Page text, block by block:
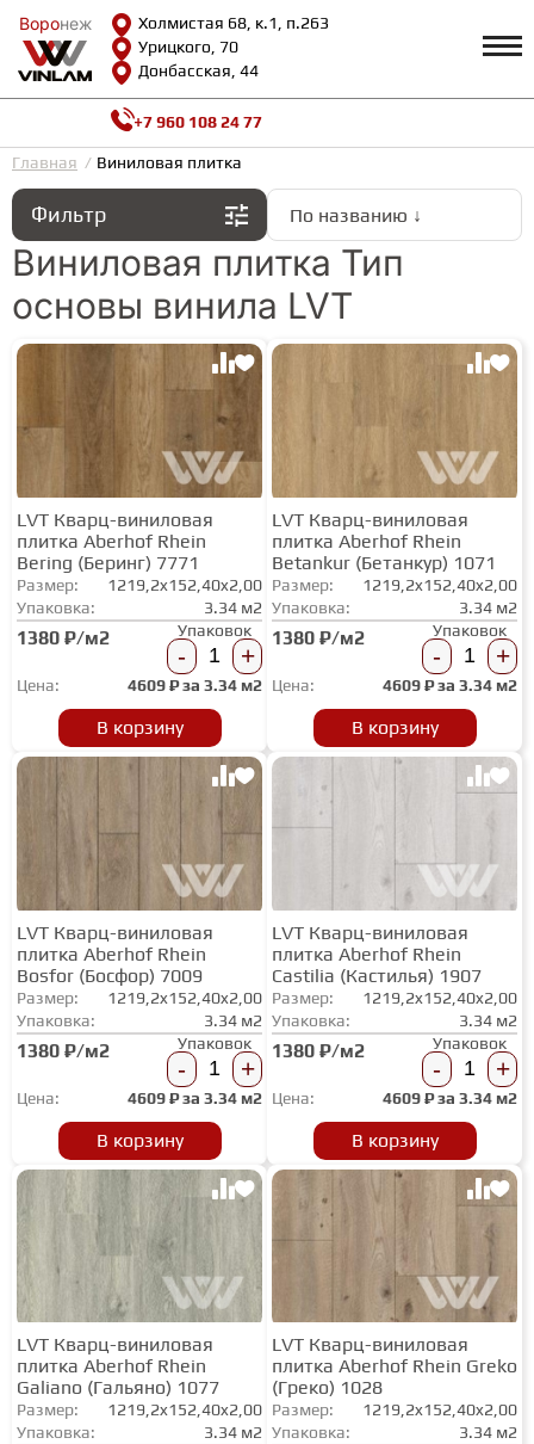
Воронеж
Холмистая 68, к.1, п.263
Урицкого, 70
Донбасская, 44
Воронеж
КАТАЛОГ Профиль
Доставка и оплата
Возврат и гарантии
Сотрудничество
Вопросы и ответы
Видеообзоры
Полезная информация
Как выбрать
Калькулятор
Контакты
ВИНИЛОВАЯ ПЛИТКА
ЛАМИНАТ
ИНЖЕНЕРНАЯ ДОСКА
ПАРКЕТНАЯ ДОСКА
ТЕРРАСНАЯ ДОСКА
КОВРОВАЯ ПЛИТКА
МОДУЛЬНЫЕ ПВХ
ПОДЛОЖКА
ПЛИНТУС
КЛЕЙ
НАЛИВНОЙ ПОЛ
ТЕПЛЫЙ ПОЛ
ТЕРМОПАРКЕТ
ЭКОМАССИВ
МАССИВНАЯ ДОСКА
+7 960 108 24 77
Главная Виниловая плитка
Фильтр По названию ↓
Виниловая плитка Тип
основы винила LVT
LVT Кварц-виниловая
плитка Aberhof Rhein
Bering (Беринг) 7771
Размер:
1219,2x152,40x2,00
Упаковка:
3.34 м2
1380 ₽/м2 Упаковок
- +
Цена: 4609₽ за 3.34 м2
В корзину
LVT Кварц-виниловая
плитка Aberhof Rhein
Betankur (Бетанкур) 1071
Размер:
1219,2x152,40x2,00
Упаковка:
3.34 м2
1380 ₽/м2 Упаковок
- +
Цена: 4609₽ за 3.34 м2
В корзину
LVT Кварц-виниловая
плитка Aberhof Rhein
Bosfor (Босфор) 7009
Размер:
1219,2x152,40x2,00
Упаковка:
3.34 м2
1380 ₽/м2 Упаковок
- +
Цена: 4609₽ за 3.34 м2
В корзину
LVT Кварц-виниловая
плитка Aberhof Rhein
Castilia (Кастилья) 1907
Размер:
1219,2x152,40x2,00
Упаковка:
3.34 м2
1380 ₽/м2 Упаковок
- +
Цена: 4609₽ за 3.34 м2
В корзину
LVT Кварц-виниловая
плитка Aberhof Rhein
Galiano (Гальяно) 1077
Размер:
1219,2x152,40x2,00
Упаковка:
3.34 м2
LVT Кварц-виниловая
плитка Aberhof Rhein Greko
(Греко) 1028
Размер:
1219,2x152,40x2,00
Упаковка:
3.34 м2